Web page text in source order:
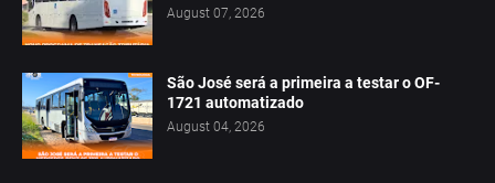
August 07, 2026
São José será a primeira a testar o OF-
1721 automatizado
August 04, 2026